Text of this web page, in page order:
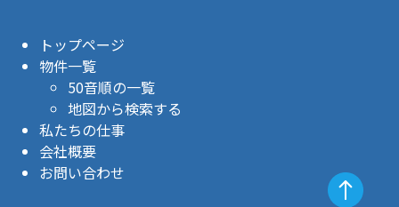
トップページ
物件一覧
50音順の一覧
地図から検索する
私たちの仕事
会社概要
お問い合わせ